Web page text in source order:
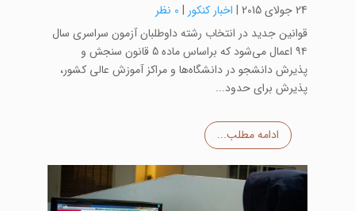
24 جولای 2015 | اخبار کنکور | 0 نظر
قوانین جدید در انتخاب رشته داوطلبان آزمون سراسری سال
۹۴ اعمال می‌شود که براساس ماده 5 قانون سنجش و
پذیرش دانشجو در دانشگاه‌ها و مراکز آموزش عالی کشور،
پذیرش برای حدود...
ادامه مطلب...